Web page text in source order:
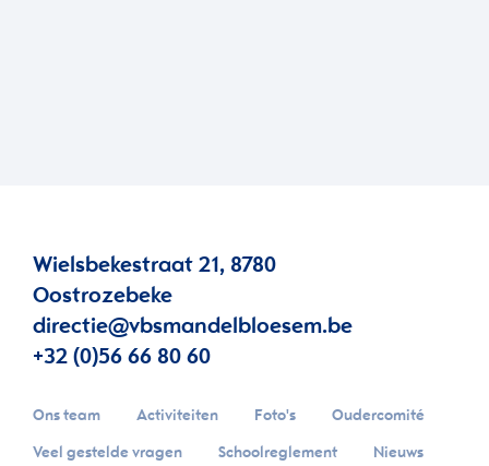
Wielsbekestraat 21, 8780
Oostrozebeke
directie@vbsmandelbloesem.be
+32 (0)56 66 80 60
Ons team Activiteiten Foto's Oudercomité
Veel gestelde vragen Schoolreglement
Nieuws